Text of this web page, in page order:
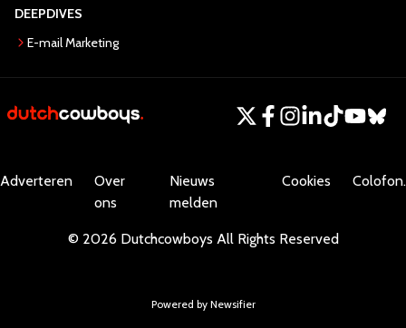
DEEPDIVES
E-mail Marketing
Adverteren
Over
ons
Nieuws
melden
Cookies Colofon.
© 2026 Dutchcowboys All Rights Reserved
Powered by Newsifier